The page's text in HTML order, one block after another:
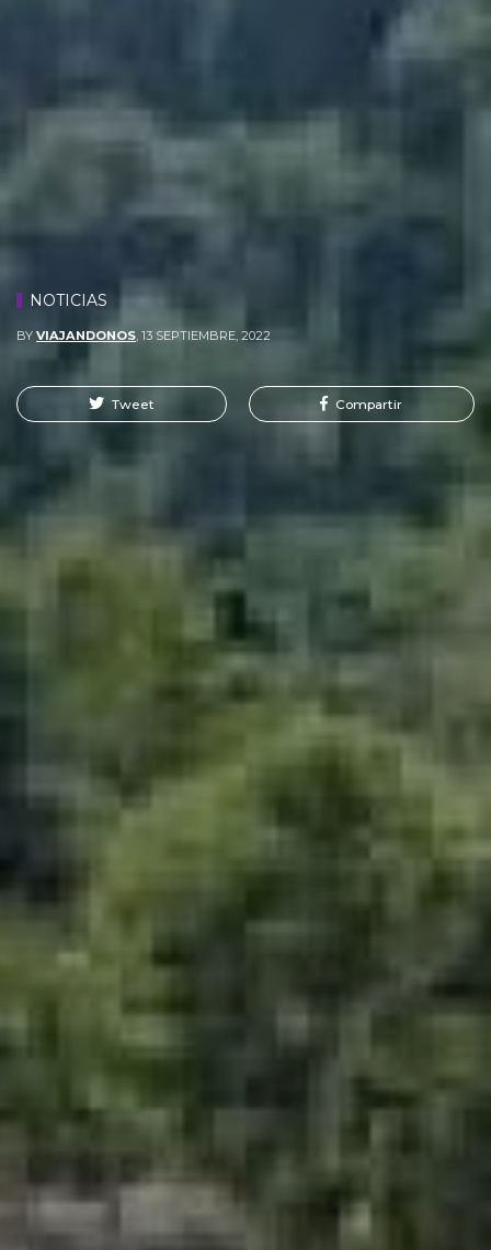
NOTICIAS
BY VIAJANDONOS 13 SEPTIEMBRE, 2022
Tweet Compartir